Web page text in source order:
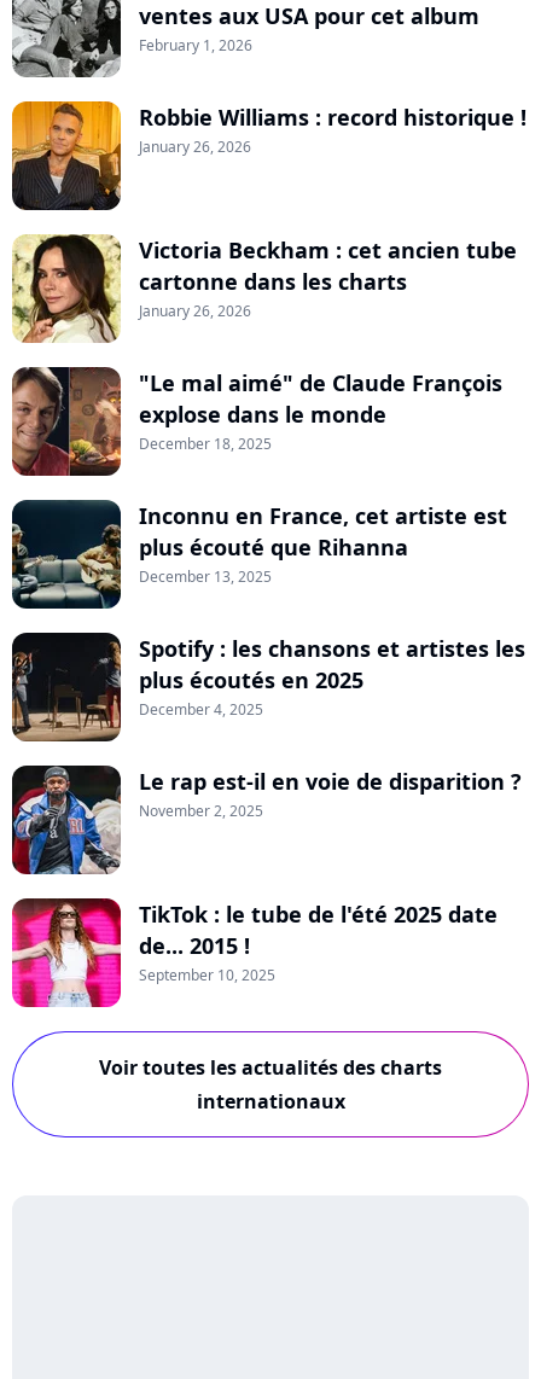
ventes aux USA pour cet album
February 1, 2026
Robbie Williams : record historique !
January 26, 2026
Victoria Beckham : cet ancien tube
cartonne dans les charts
January 26, 2026
"Le mal aimé" de Claude François
explose dans le monde
December 18, 2025
Inconnu en France, cet artiste est
plus écouté que Rihanna
December 13, 2025
Spotify : les chansons et artistes les
plus écoutés en 2025
December 4, 2025
Le rap est-il en voie de disparition ?
November 2, 2025
TikTok : le tube de l'été 2025 date
de... 2015 !
September 10, 2025
Voir toutes les actualités des charts
internationaux